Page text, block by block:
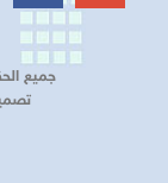
جميع الحقوق